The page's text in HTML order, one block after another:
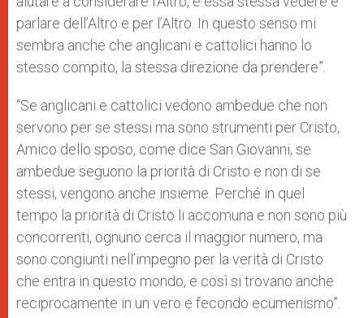
parlare dell’Altro e per l’Altro. In questo senso mi
sembra anche che anglicani e cattolici hanno lo
stesso compito, la stessa direzione da prendere”.
“Se anglicani e cattolici vedono ambedue che non
servono per se stessi ma sono strumenti per Cristo,
Amico dello sposo, come dice San Giovanni, se
ambedue seguono la priorità di Cristo e non di se
stessi, vengono anche insieme. Perché in quel
tempo la priorità di Cristo li accomuna e non sono più
concorrenti, ognuno cerca il maggior numero, ma
sono congiunti nell’impegno per la verità di Cristo
che entra in questo mondo, e così si trovano anche
reciprocamente in un vero e fecondo ecumenismo”.